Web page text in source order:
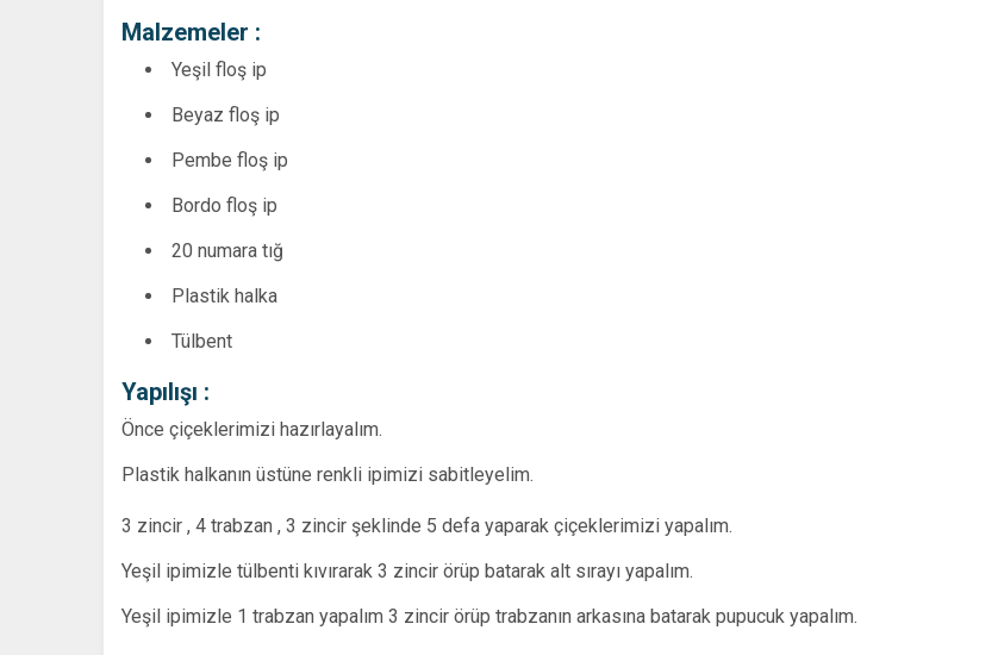
Malzemeler :
Yeşil floş ip
Beyaz floş ip
Pembe floş ip
Bordo floş ip
20 numara tığ
Plastik halka
Tülbent
Yapılışı :
Önce çiçeklerimizi hazırlayalım.
Plastik halkanın üstüne renkli ipimizi sabitleyelim.
3 zincir , 4 trabzan , 3 zincir şeklinde 5 defa yaparak çiçeklerimizi yapalım.
Yeşil ipimizle tülbenti kıvırarak 3 zincir örüp batarak alt sırayı yapalım.
Yeşil ipimizle 1 trabzan yapalım 3 zincir örüp trabzanın arkasına batarak pupucuk yapalım.